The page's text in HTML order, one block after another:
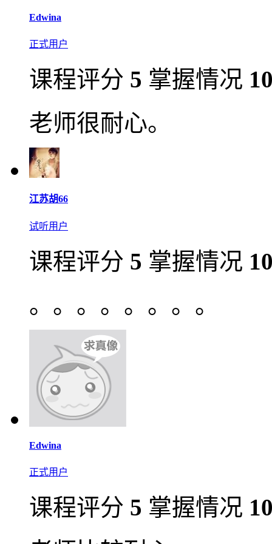
Edwina
正式用户
课程评分 5 掌握情况
老师很耐心。
江苏胡66
试听用户
课程评分 5 掌握情况
。。。。。。。。
Edwina
正式用户
课程评分 5 掌握情况